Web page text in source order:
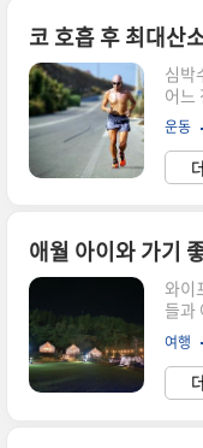
는 대
서 오
경면
니다
한경
실
코 호흡 후 최대산
심박
어느
어서
이터
요..
(ml)
이 된
수
이터
다.
량은
의
피로
운동
와이
들과
까
들이
보내
아쉬
여행